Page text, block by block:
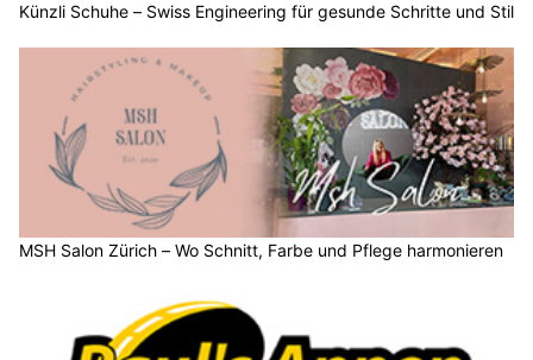
Künzli Schuhe – Swiss Engineering für gesunde Schritte und Stil
MSH Salon Zürich – Wo Schnitt, Farbe und Pflege harmonieren